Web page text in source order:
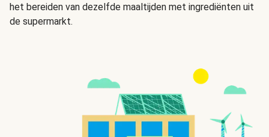
het bereiden van dezelfde maaltijden met ingrediënten uit
de supermarkt.